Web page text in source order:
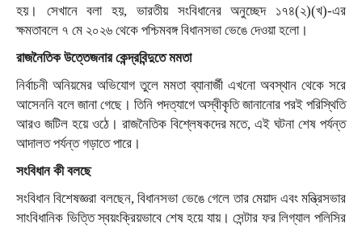
হয়। সেখানে বলা হয়, ভারতীয় সংবিধানের অনুচ্ছেদ ১৭৪(২)(খ)-এর
ক্ষমতাবলে ৭ মে ২০২৬ থেকে পশ্চিমবঙ্গ বিধানসভা ভেঙে দেওয়া হলো।
রাজনৈতিক উত্তেজনার কেন্দ্রবিন্দুতে মমতা
নির্বাচনী অনিয়মের অভিযোগ তুলে মমতা ব্যানার্জী এখনো অবস্থান থেকে সরে
আসেননি বলে জানা গেছে। তিনি পদত্যাগে অস্বীকৃতি জানানোর পরই পরিস্থিতি
আরও জটিল হয়ে ওঠে। রাজনৈতিক বিশ্লেষকদের মতে, এই ঘটনা শেষ পর্যন্ত
আদালত পর্যন্ত গড়াতে পারে।
সংবিধান কী বলছে
সংবিধান বিশেষজ্ঞরা বলছেন, বিধানসভা ভেঙে গেলে তার মেয়াদ এবং মন্ত্রিসভার
সাংবিধানিক ভিত্তি স্বয়ংক্রিয়ভাবে শেষ হয়ে যায়। সেন্টার ফর লিগ্যাল পলিসির